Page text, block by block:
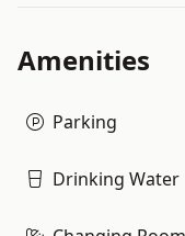
Amenities
Parking
Drinking Water